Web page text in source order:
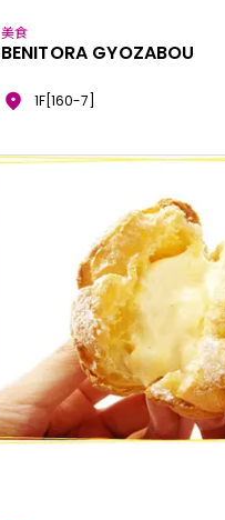
美食
BENITORA GYOZABOU
1F[160-7]